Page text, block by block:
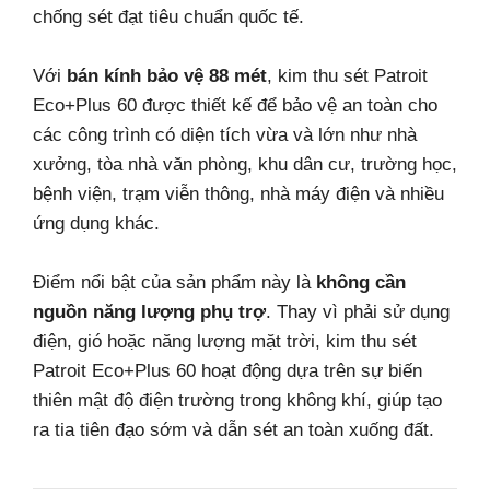
chống sét đạt tiêu chuẩn quốc tế.
Với bán kính bảo vệ 88 mét, kim thu sét Patroit
Eco+Plus 60 được thiết kế để bảo vệ an toàn cho
các công trình có diện tích vừa và lớn như nhà
xưởng, tòa nhà văn phòng, khu dân cư, trường học,
bệnh viện, trạm viễn thông, nhà máy điện và nhiều
ứng dụng khác.
Điểm nổi bật của sản phẩm này là không cần
nguồn năng lượng phụ trợ. Thay vì phải sử dụng
điện, gió hoặc năng lượng mặt trời, kim thu sét
Patroit Eco+Plus 60 hoạt động dựa trên sự biến
thiên mật độ điện trường trong không khí, giúp tạo
ra tia tiên đạo sớm và dẫn sét an toàn xuống đất.